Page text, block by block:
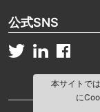
公式SNS
本サイトで
に